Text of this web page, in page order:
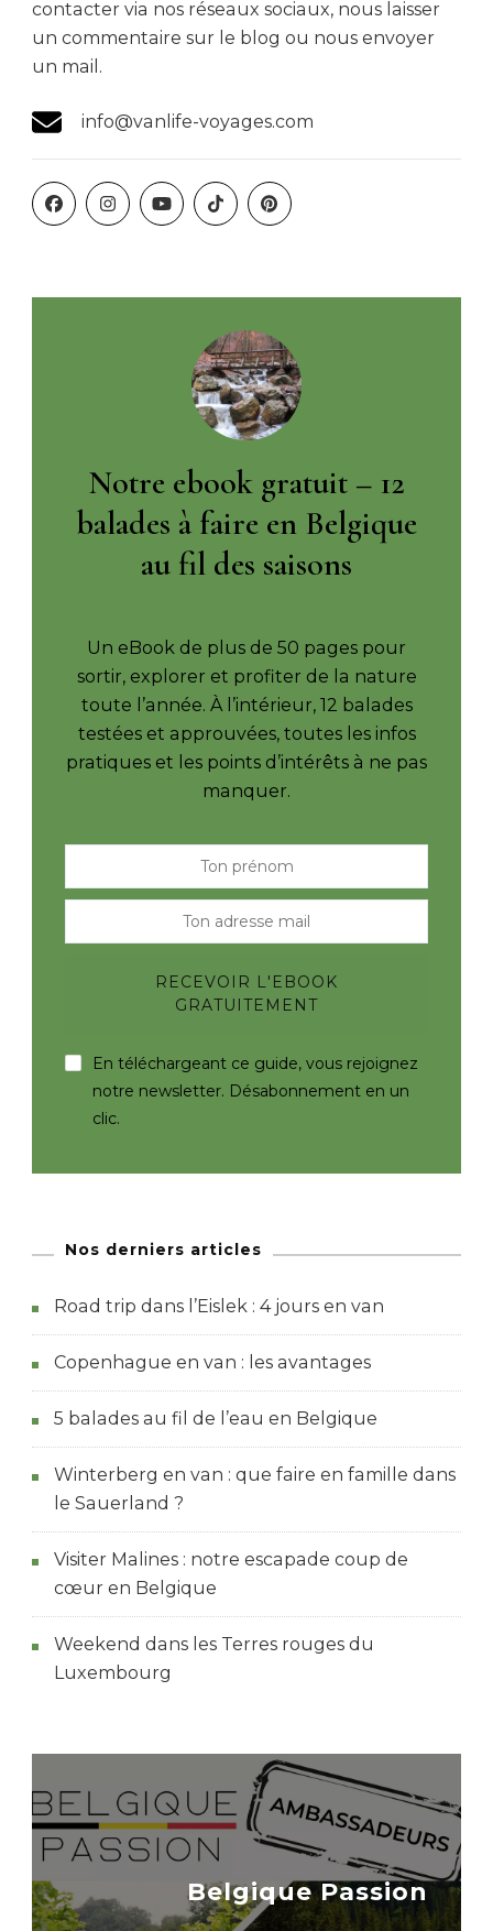
contacter via nos réseaux sociaux, nous laisser
un commentaire sur le blog ou nous envoyer
un mail.
info@vanlife-voyages.com
Notre ebook gratuit – 12
balades à faire en Belgique
au fil des saisons
Un eBook de plus de 50 pages pour
sortir, explorer et profiter de la nature
toute l’année. À l’intérieur, 12 balades
testées et approuvées, toutes les infos
pratiques et les points d’intérêts à ne pas
manquer.
En téléchargeant ce guide, vous rejoignez
notre newsletter. Désabonnement en un
clic.
Nos derniers articles
Road trip dans l’Eislek : 4 jours en van
Copenhague en van : les avantages
5 balades au fil de l’eau en Belgique
Winterberg en van : que faire en famille dans
le Sauerland ?
Visiter Malines : notre escapade coup de
cœur en Belgique
Weekend dans les Terres rouges du
Luxembourg
Belgique Passion